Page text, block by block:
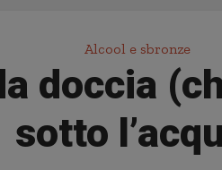
Alcool e sbronze
doccia
sotto